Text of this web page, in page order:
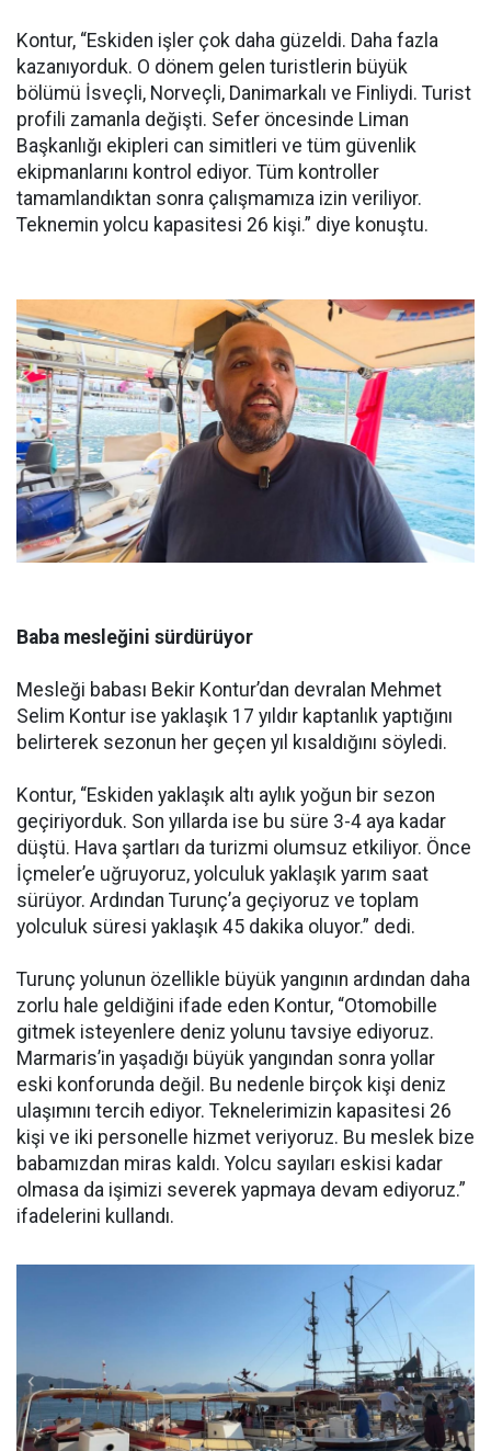
Kontur, “Eskiden işler çok daha güzeldi. Daha fazla
kazanıyorduk. O dönem gelen turistlerin büyük
bölümü İsveçli, Norveçli, Danimarkalı ve Finliydi. Turist
profili zamanla değişti. Sefer öncesinde Liman
Başkanlığı ekipleri can simitleri ve tüm güvenlik
ekipmanlarını kontrol ediyor. Tüm kontroller
tamamlandıktan sonra çalışmamıza izin veriliyor.
Teknemin yolcu kapasitesi 26 kişi.” diye konuştu.
Baba mesleğini sürdürüyor
Mesleği babası Bekir Kontur’dan devralan Mehmet
Selim Kontur ise yaklaşık 17 yıldır kaptanlık yaptığını
belirterek sezonun her geçen yıl kısaldığını söyledi.
Kontur, “Eskiden yaklaşık altı aylık yoğun bir sezon
geçiriyorduk. Son yıllarda ise bu süre 3-4 aya kadar
düştü. Hava şartları da turizmi olumsuz etkiliyor. Önce
İçmeler’e uğruyoruz, yolculuk yaklaşık yarım saat
sürüyor. Ardından Turunç’a geçiyoruz ve toplam
yolculuk süresi yaklaşık 45 dakika oluyor.” dedi.
Turunç yolunun özellikle büyük yangının ardından daha
zorlu hale geldiğini ifade eden Kontur, “Otomobille
gitmek isteyenlere deniz yolunu tavsiye ediyoruz.
Marmaris’in yaşadığı büyük yangından sonra yollar
eski konforunda değil. Bu nedenle birçok kişi deniz
ulaşımını tercih ediyor. Teknelerimizin kapasitesi 26
kişi ve iki personelle hizmet veriyoruz. Bu meslek bize
babamızdan miras kaldı. Yolcu sayıları eskisi kadar
olmasa da işimizi severek yapmaya devam ediyoruz.”
ifadelerini kullandı.